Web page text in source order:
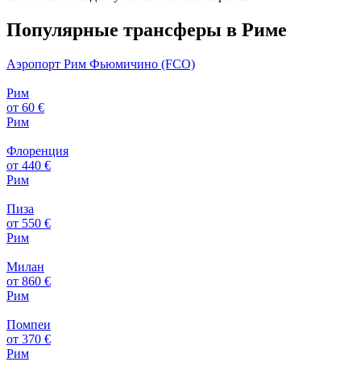
Популярные трансферы в Риме
Аэропорт Рим Фьюмичино (FCO)
Рим
от 60 €
Рим
Флоренция
от 440 €
Рим
Пиза
от 550 €
Рим
Милан
от 860 €
Рим
Помпеи
от 370 €
Рим